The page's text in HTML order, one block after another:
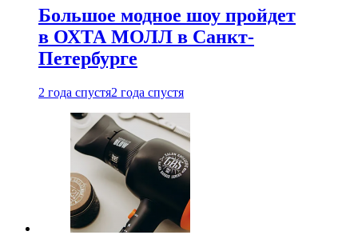
Большое модное шоу пройдет
в ОХТА МОЛЛ в Санкт-
Петербурге
2 года спустя2 года спустя